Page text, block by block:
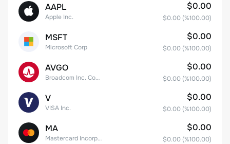
AAPL
Apple Inc.
$0.00
$0.00 (%100.00)
MSFT
Microsoft Corp
$0.00
$0.00 (%100.00)
AVGO
Broadcom Inc. Common Stock
$0.00
$0.00 (%100.00)
V
VISA Inc.
$0.00
$0.00 (%100.00)
MA
Mastercard Incorporated
$0.00
$0.00 (%100.00)